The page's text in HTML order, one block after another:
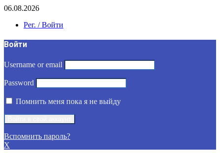
06.08.2026
Рег. / Войти
Войти
Username or email
Password
Помнить меня пока я не выйду
Вспомнить пароль?
X